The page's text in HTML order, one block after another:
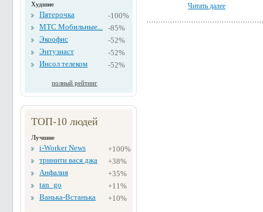
Худшие
Пятерочка
-100%
МТС Мобильные... -85%
Экоофис
-52%
Энтузиаст
-52%
Инсол телеком
-52%
полный рейтинг
ТОП-10 людей
Лучшие
i-Worker News
+100%
тринити вася джа
+38%
Анфалия
+35%
tan_go
+11%
Ванька-Встанька
+10%
Читать далее